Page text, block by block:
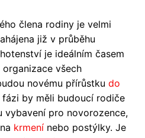
člena rodiny je velmi
již v průběhu
je ideálním časem
všech
novému přírůstku do
by měli budoucí rodiče
vybavení pro novorozence,
na krmení nebo postýlky. Je